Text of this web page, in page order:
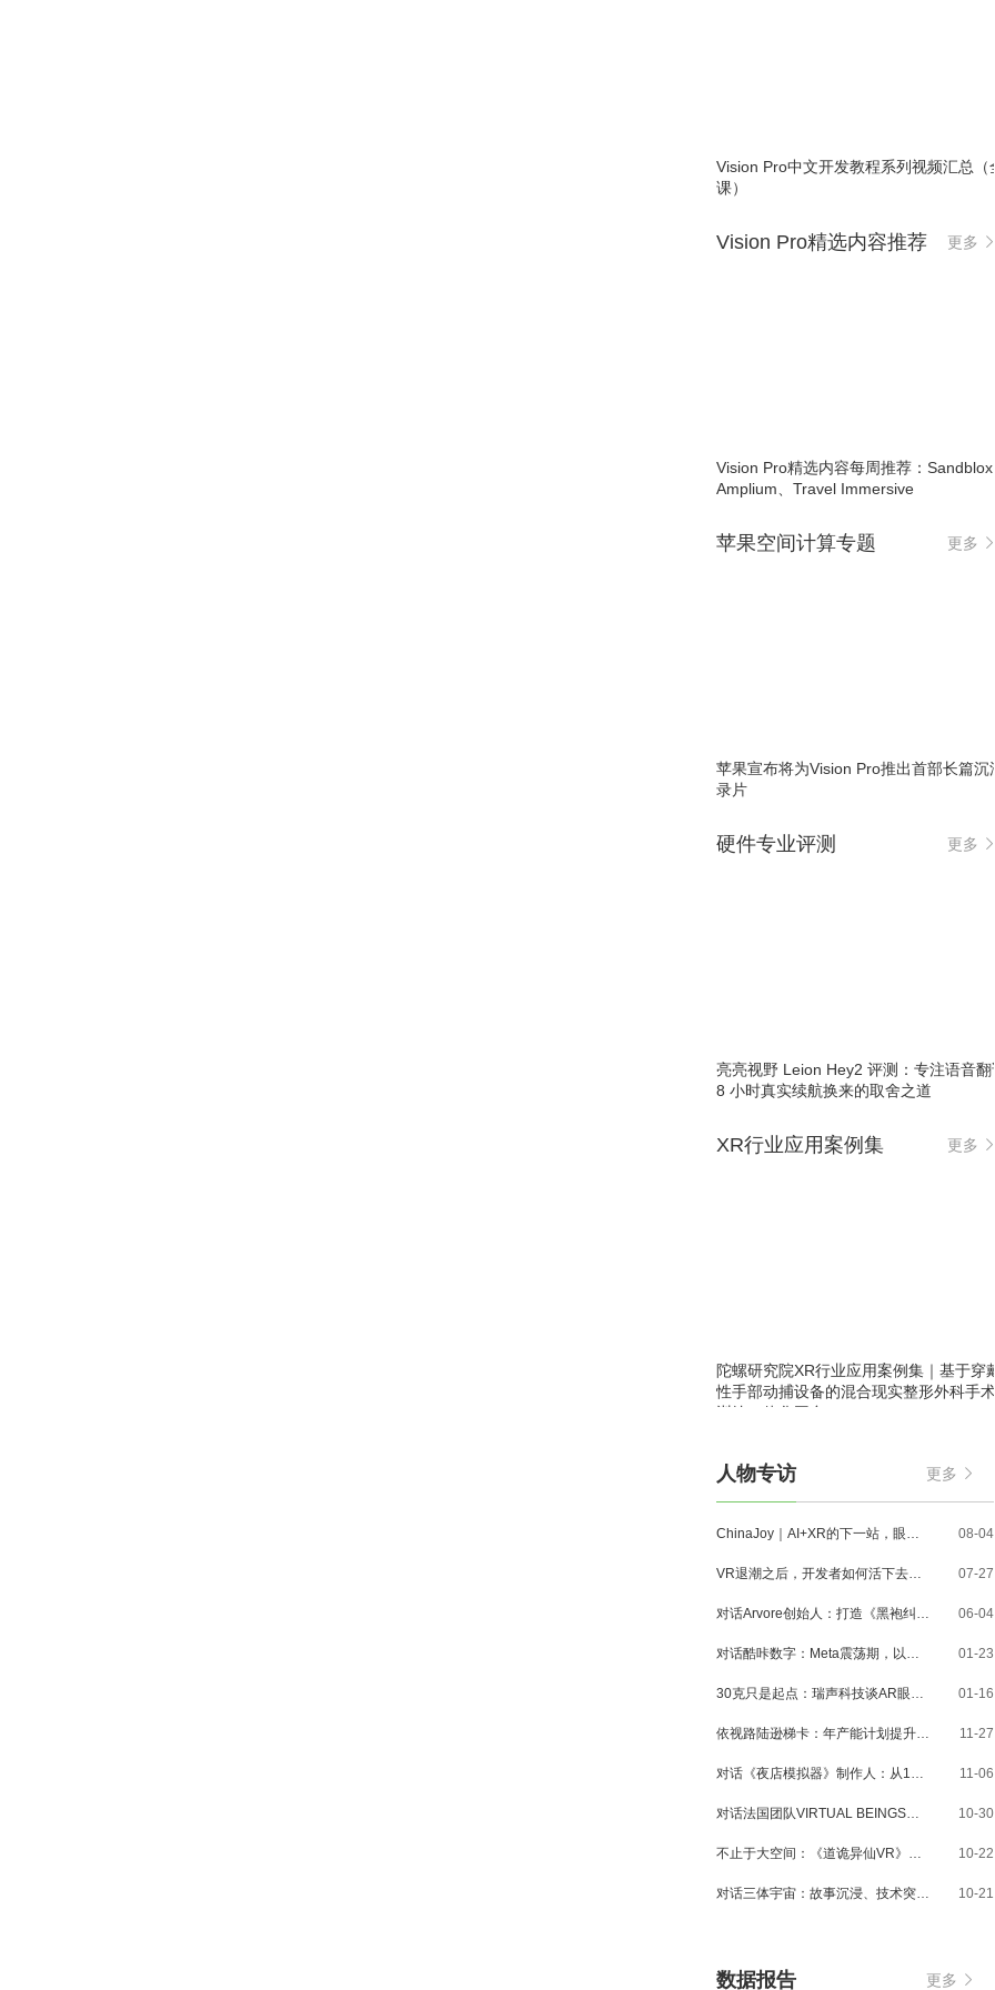
Vision Pro中文开发教程系列视频汇总（
课）
Vision Pro精选内容推荐 更多
Vision Pro精选内容每周推荐：
Amplium、Travel Immersive
苹果空间计算专题 更多
苹果宣布将为Vision Pro推出首部长篇沉
录片
硬件专业评测 更多
亮亮视野 Leion Hey2 评测：专注语音
8 小时真实续航换来的取舍之道
XR行业应用案例集 更多
陀螺研究院XR行业应用案例集｜基于穿
性手部动捕设备的混合现实整形外科手
训练一体化平台
人物专访 更多
ChinaJoy｜AI+XR的下一站，眼镜、MR与3D内容走到了哪里？ 08-04
VR退潮之后，开发者如何活下去？对话VR Games Showcase创始人Jamie Feltham 07-27
对话Arvore创始人：打造《黑袍纠察队》VR大作，巴西工作室冲刺3A与多平台布局 06-04
对话酷咔数字：Meta震荡期，以《Dread Meridian》向硬核玩家交出「付费体验」答卷 01-23
30克只是起点：瑞声科技谈AR眼镜的重量、功能与未来形态 01-16
依视路陆逊梯卡：年产能计划提升至2000万副，大量AI眼镜新品正在路上 11-27
对话《夜店模拟器》制作人：从1人开发，到50万下载的实战心得 11-06
对话法国团队VIRTUAL BEINGS：如何用「行为AI引擎」打造跨平台虚拟宠物？ 10-30
不止于大空间：《道诡异仙VR》如何用“实景置景”打通线下沉浸式闭环？ 10-22
对话三体宇宙：故事沉浸、技术突破和线下布局，科幻IP的VR自制之路 10-21
数据报告 更多